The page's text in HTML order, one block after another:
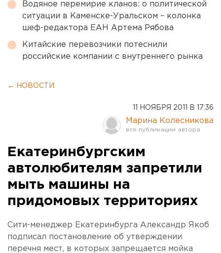
Водяное перемирие кланов: о политической
ситуации в Каменске-Уральском – колонка
шеф-редактора ЕАН Артема Рябова
Китайские перевозчики потеснили
российские компании с внутреннего рынка
← НОВОСТИ
11 НОЯБРЯ 2011 В 17:36
Марина Колесникова
Екатеринбургским
автолюбителям запретили
мыть машины на
придомовых территориях
Сити-менеджер Екатеринбурга Александр Якоб
подписал постановление об утверждении
перечня мест, в которых запрещается мойка